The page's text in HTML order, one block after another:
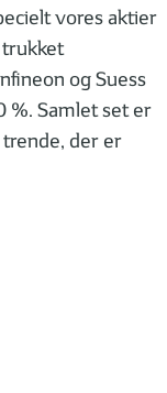
vores aktier
og Suess
%. Samlet set er
der er